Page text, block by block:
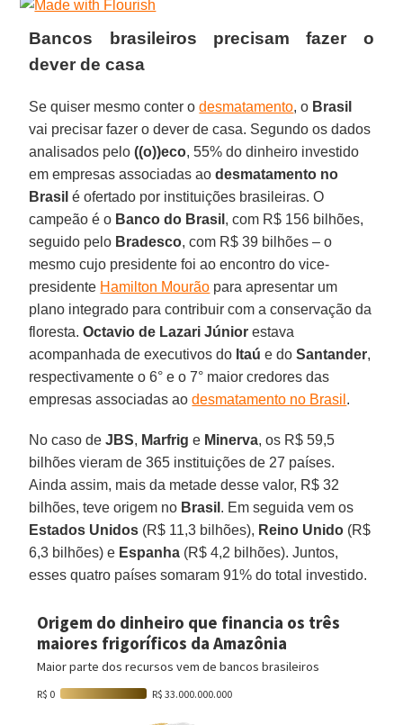
Bancos brasileiros precisam fazer o
dever de casa
Se quiser mesmo conter odesmatamento, o Brasil
vai precisar fazer o dever de casa. Segundo os dados
analisados pelo ((o))eco, 55% do dinheiro investido
em empresas associadas aodesmatamento no
Brasil é ofertado por instituições brasileiras. O
campeão é o Banco do Brasil , com R$ 156 bilhões,
seguido pelo Bradesco, com R$ 39 bilhões – o
mesmo cujo presidente foi ao encontro do vice-
presidente Hamilton Mourão para apresentar um
plano integrado para contribuir com a conservação da
floresta.Octavio de Lazari Júnior estava
acompanhada de executivos do Itaú e doSantander,
respectivamente o 6° e o 7° maior credores das
empresas associadas aodesmatamento no Brasil .
No caso deJBS, Marfrig e Minerva, os R$ 59,5
bilhões vieram de 365 instituições de 27 países.
Ainda assim, mais da metade desse valor, R$ 32
bilhões, teve origem no Brasil . Em seguida vem os
Estados Unidos (R$ 11,3 bilhões), Reino Unido (R$
6,3 bilhões) e Espanha (R$ 4,2 bilhões). Juntos,
esses quatro países somaram 91% do total investido.